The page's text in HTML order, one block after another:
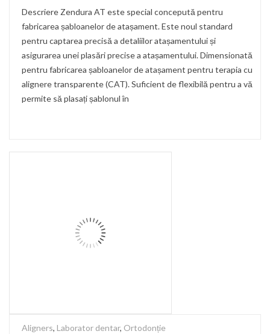
Descriere Zendura AT este special concepută pentru
fabricarea șabloanelor de atașament. Este noul standard
pentru captarea precisă a detaliilor atașamentului și
asigurarea unei plasări precise a atașamentului. Dimensionată
pentru fabricarea șabloanelor de atașament pentru terapia cu
alignere transparente (CAT). Suficient de flexibilă pentru a vă
permite să plasați șablonul în
Aligners, Laborator dentar, Ortodonție